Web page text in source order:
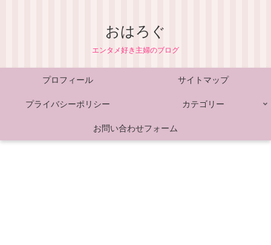
おはろぐ
エンタメ好き主婦のブログ
プロフィール サイトマップ
プライバシーポリシー カテゴリー
お問い合わせフォーム